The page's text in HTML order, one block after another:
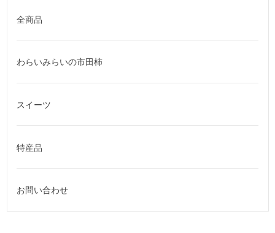
全商品
わらいみらいの市田柿
スイーツ
特産品
お問い合わせ